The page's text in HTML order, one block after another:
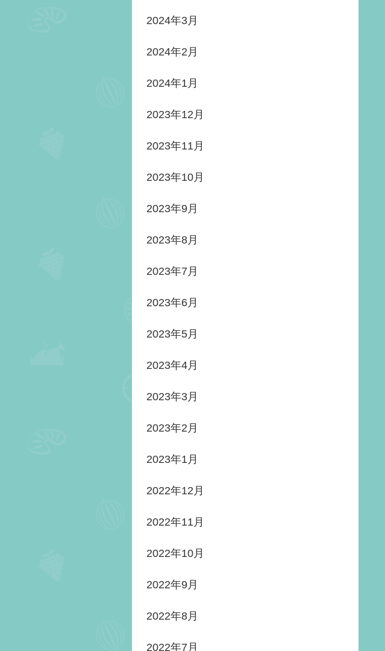
2024年3月
2024年2月
2024年1月
2023年12月
2023年11月
2023年10月
2023年9月
2023年8月
2023年7月
2023年6月
2023年5月
2023年4月
2023年3月
2023年2月
2023年1月
2022年12月
2022年11月
2022年10月
2022年9月
2022年8月
2022年7月